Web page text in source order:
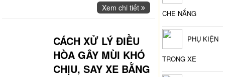
Xem chi tiết
CÁCH XỬ LÝ ĐIỀU
HÒA GÂY MÙI KHÓ
CHỊU, SAY XE BẰNG
CHE NẮNG
PHỤ KIỆN
TRONG XE